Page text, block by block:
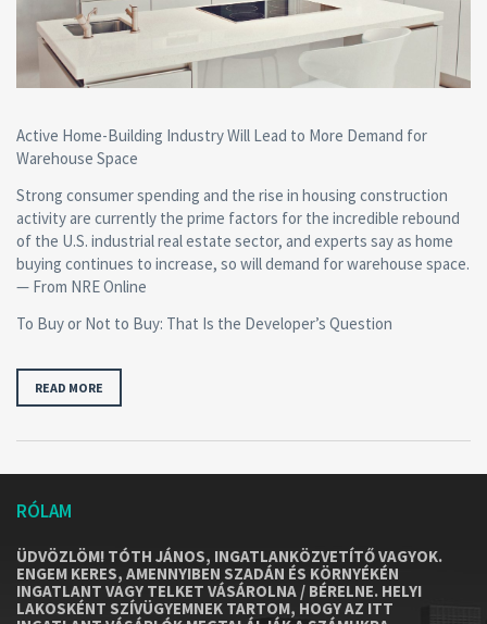
Active Home-Building Industry Will Lead to More Demand for
Warehouse Space
Strong consumer spending and the rise in housing construction
activity are currently the prime factors for the incredible rebound
of the U.S. industrial real estate sector, and experts say as home
buying continues to increase, so will demand for warehouse space.
— From NRE Online
To Buy or Not to Buy: That Is the Developer’s Question
READ MORE
RÓLAM
ÜDVÖZLÖM! TÓTH JÁNOS, INGATLANKÖZVETÍTŐ VAGYOK.
ENGEM KERES, AMENNYIBEN SZADÁN ÉS KÖRNYÉKÉN
INGATLANT VAGY TELKET VÁSÁROLNA / BÉRELNE. HELYI
LAKOSKÉNT SZÍVÜGYEMNEK TARTOM, HOGY AZ ITT